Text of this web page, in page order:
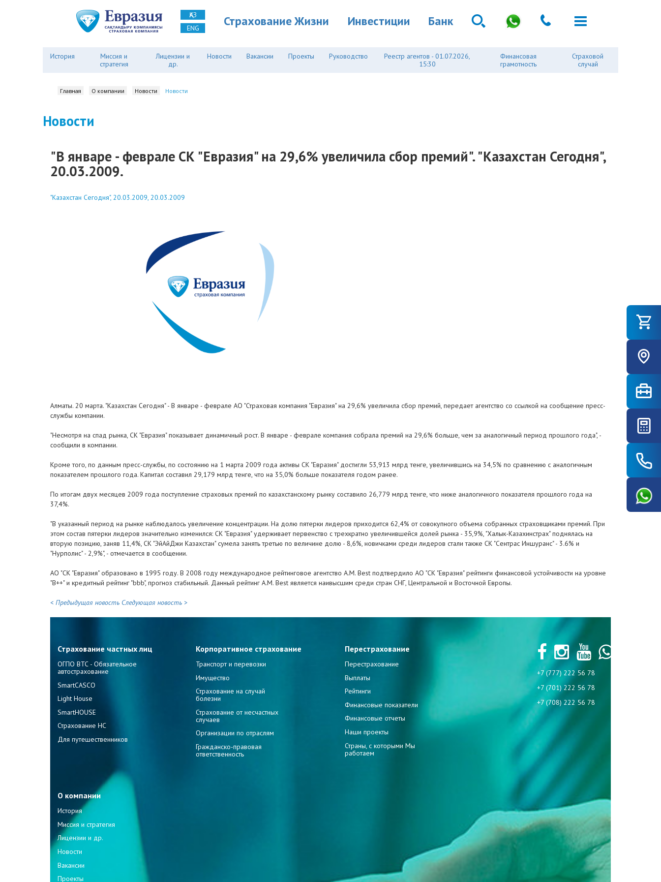
ҚАЗ
ENG
Страхование Жизни Инвестиции Банк
История
Миссия и
стратегия
Лицензии и
др.
Новости Вакансии Проекты Руководство
Реестр агентов - 01.07.2026,
15:30
Финансовая
грамотность
Страховой
случай
Главная О компании Новости Новости
Новости
"В январе - феврале СК "Евразия" на 29,6% увеличила сбор премий". "Казахстан Сегодня",
20.03.2009.
"Казахстан Сегодня", 20.03.2009, 20.03.2009
Алматы. 20 марта. "Казахстан Сегодня" - В январе - феврале АО "Страховая компания "Евразия" на 29,6% увеличила сбор премий, передает агентство со ссылкой на сообщение пресс-
службы компании.
"Несмотря на спад рынка, СК "Евразия" показывает динамичный рост. В январе - феврале компания собрала премий на 29,6% больше, чем за аналогичный период прошлого года", -
сообщили в компании.
Кроме того, по данным пресс-службы, по состоянию на 1 марта 2009 года активы СК "Евразия" достигли 53,913 млрд тенге, увеличившись на 34,5% по сравнению с аналогичным
показателем прошлого года. Капитал составил 29,179 млрд тенге, что на 35,0% больше показателя годом ранее.
По итогам двух месяцев 2009 года поступление страховых премий по казахстанскому рынку составило 26,779 млрд тенге, что ниже аналогичного показателя прошлого года на
37,4%.
"В указанный период на рынке наблюдалось увеличение концентрации. На долю пятерки лидеров приходится 62,4% от совокупного объема собранных страховщиками премий. При
этом состав пятерки лидеров значительно изменился: СК "Евразия" удерживает первенство с трехкратно увеличившейся долей рынка - 35,9%, "Халык-Казахинстрах" поднялась на
вторую позицию, заняв 11,4%, СК "ЭйАйДжи Казахстан" сумела занять третью по величине долю - 8,6%, новичками среди лидеров стали также СК "Сентрас Иншуранс" - 3.6% и
"Нурполис" - 2,9%", - отмечается в сообщении.
АО "СК "Евразия" образовано в 1995 году. В 2008 году международное рейтинговое агентство A.M. Best подтвердило АО "СК "Евразия" рейтинги финансовой устойчивости на уровне
"B++" и кредитный рейтинг "bbb", прогноз стабильный. Данный рейтинг A.M. Best является наивысшим среди стран СНГ, Центральной и Восточной Европы.
< Предыдущая новость Следующая новость >
Страхование частных лиц
ОГПО ВТС - Обязательное
автострахование
SmartCASCO
Light House
SmartHOUSE
Страхование НС
Для путешественников
Корпоративное страхование
Транспорт и перевозки
Имущество
Страхование на случай
болезни
Страхование от несчастных
случаев
Организации по отраслям
Гражданско-правовая
ответственность
Перестрахование
Перестрахование
Выплаты
Рейтинги
Финансовые показатели
Финансовые отчеты
Наши проекты
Страны, с которыми Мы
работаем
О компании
История
Миссия и стратегия
Лицензии и др.
Новости
Вакансии
Проекты
+7 (777) 222 56 78
+7 (701) 222 56 78
+7 (708) 222 56 78